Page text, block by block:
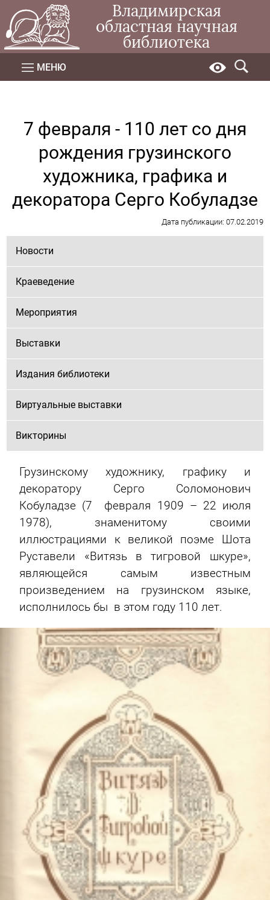
Владимирская
областная научная
библиотека
МЕНЮ
7 февраля - 110 лет со дня
рождения грузинского
художника, графика и
декоратора Серго Кобуладзе
Дата публикации: 07.02.2019
Новости
Краеведение
Мероприятия
Выставки
Издания библиотеки
Виртуальные выставки
Викторины
Грузинскому художнику, графику и
декоратору Серго Соломонович
Кобуладзе (7 февраля 1909 – 22 июля
1978), знаменитому своими
иллюстрациями к великой поэме Шота
Руставели «Витязь в тигровой шкуре»,
являющейся самым известным
произведением на грузинском языке,
исполнилось бы в этом году 110 лет.